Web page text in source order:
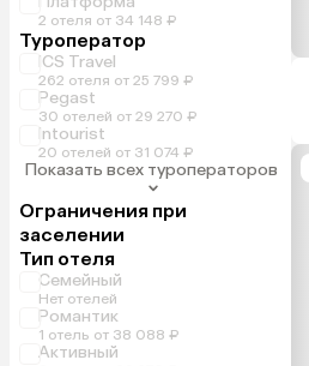
2 отеля от 34 148 ₽
Туроператор
ICS Travel
262 отеля от 25 799 ₽
Pegast
30 отелей от 29 270 ₽
Intourist
20 отелей от 31 074 ₽
Показать всех туроператоров
Ограничения при
заселении
Тип отеля
Семейный
Нет отелей
Романтик
1 отель от 38 088 ₽
Активный